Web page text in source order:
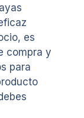
es
compra y
para